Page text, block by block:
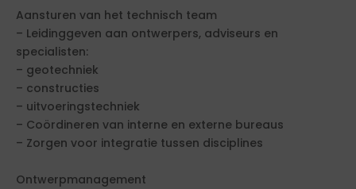
Aansturen van het technisch team
– Leidinggeven aan ontwerpers, adviseurs en
specialisten:
– geotechniek
– constructies
– uitvoeringstechniek
– Coördineren van interne en externe bureaus
– Zorgen voor integratie tussen disciplines
Ontwerpmanagement